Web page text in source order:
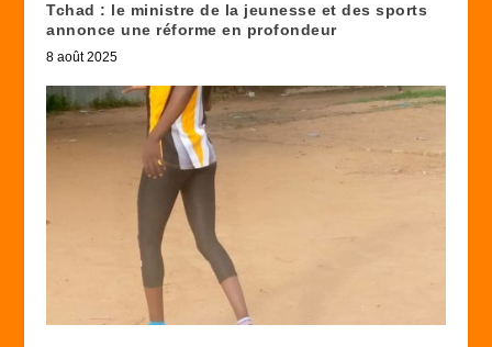
Tchad : le ministre de la jeunesse et des sports
annonce une réforme en profondeur
8 août 2025